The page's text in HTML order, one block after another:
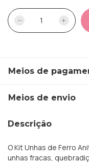
Meios de
Meios de envio
Descrição
O Kit Unhas de Ferro
unhas fracas,